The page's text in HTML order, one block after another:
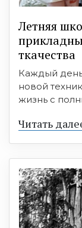
Летняя
ткачества
Каждый
новой
жизнь с
Читать